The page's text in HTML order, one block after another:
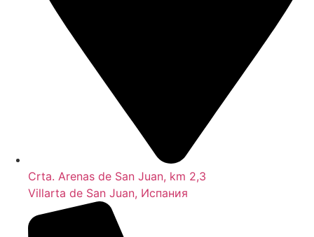
Crta. Arenas de San Juan, km 2,3
Villarta de San Juan, Испания